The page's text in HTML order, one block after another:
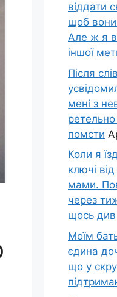
віддати
щоб вони
Але ж я
іншої
Після
мені з
помсти
Коли я
ключі
мами.
через
щось
Моїм
єдина
що у